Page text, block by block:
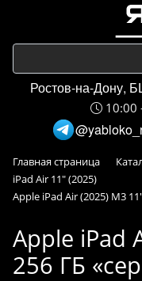
Ростов-на-Дону,
10:00
Главная страница
iPad Air 11" (2025)
Apple iPad Air (2025) M3
Apple iPad
256 ГБ